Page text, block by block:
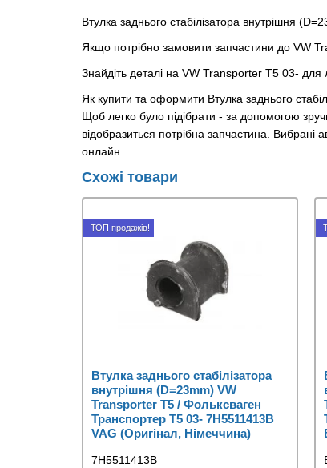
Втулка заднього стабілізатора внутрішня
Якщо потрібно замовити запчастини до VW
Знайдіть деталі на VW Transporter T5 03- для
Як купити та оформити Втулка заднього
Щоб легко було підібрати - за допомогою
відобразиться потрібна запчастина.
онлайн.
Схожі товари
ТОП продажів!
Втулка заднього стабілізатора
внутрішня (D=23mm) VW
Transporter T5 / Фольксваген
Транспортер Т5 03- 7H5511413B
VAG (Оригінал, Німеччина)
7H5511413B